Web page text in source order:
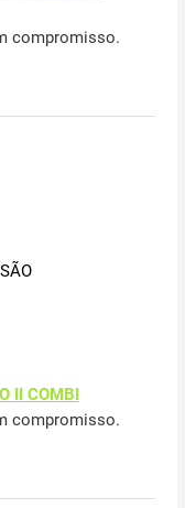
compromisso.
II COMBI
compromisso.